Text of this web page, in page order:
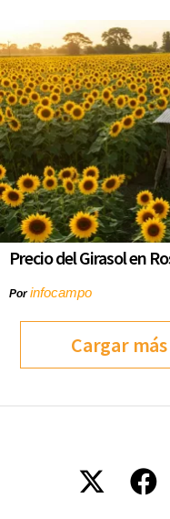
Precio del Girasol en
Porinfocampo
Cargar